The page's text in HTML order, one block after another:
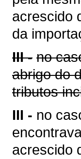
acrescido
da
III - no
abrigo do
tributos
III - no
acrescido